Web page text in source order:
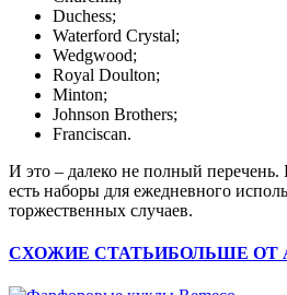
Duchess;
Waterford Crystal;
Wedgwood;
Royal Doulton;
Minton;
Johnson Brothers;
Franciscan.
И это – далеко не полный перечень.
есть наборы для ежедневного
торжественных случаев.
СХОЖИЕ СТАТЬИБОЛЬШЕ ОТ